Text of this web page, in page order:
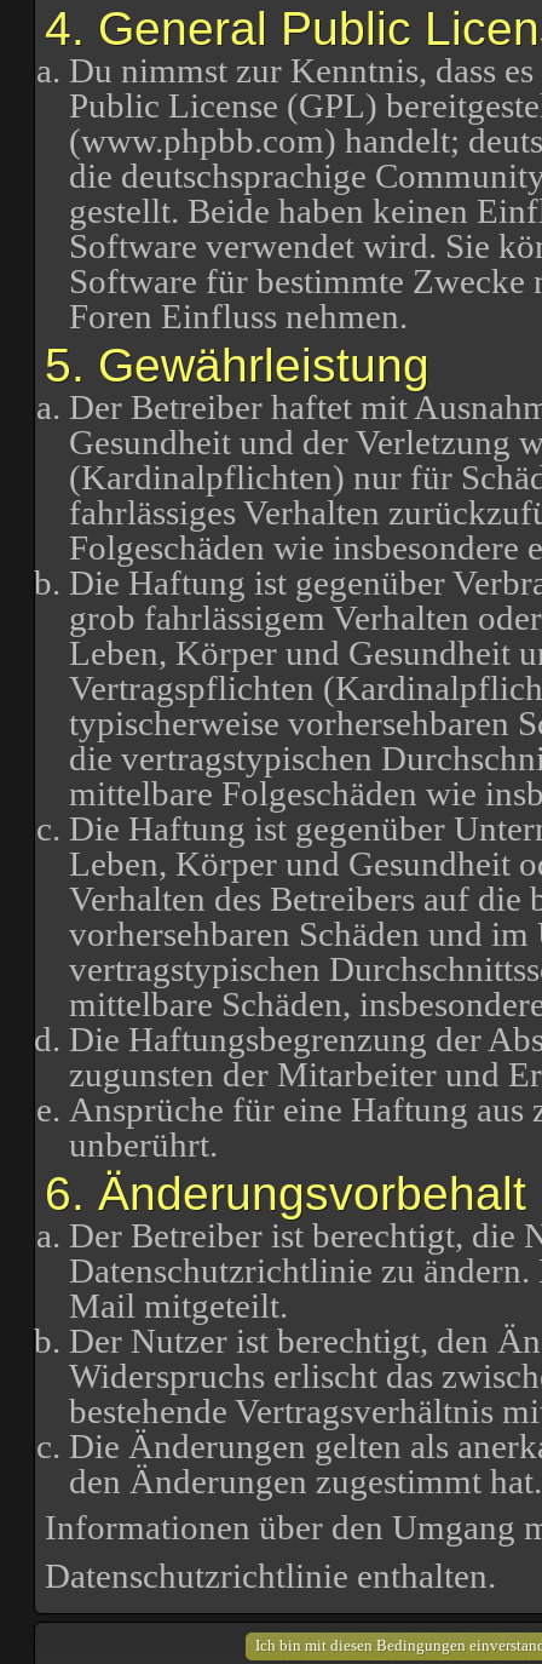
4. General Public
Du nimmst zur Kenntnis, dass
Public License (GPL)
(www.phpbb.com) handelt;
die deutschsprachige
gestellt. Beide haben keinen
Software verwendet wird. Sie
Software für bestimmte Zwecke
Foren Einfluss nehmen.
5. Gewährleistung
Der Betreiber haftet mit
Gesundheit und der Verletzung
(Kardinalpflichten) nur für
fahrlässiges Verhalten
Folgeschäden wie insbesondere
Die Haftung ist gegenüber
grob fahrlässigem Verhalten
Leben, Körper und Gesundheit
Vertragspflichten
typischerweise vorhersehbaren
die vertragstypischen
mittelbare Folgeschäden wie
Die Haftung ist gegenüber
Leben, Körper und Gesundheit
Verhalten des Betreibers auf die
vorhersehbaren Schäden und
vertragstypischen
mittelbare Schäden,
Die Haftungsbegrenzung der
zugunsten der Mitarbeiter und
Ansprüche für eine Haftung
unberührt.
6. Änderungsvorbehalt
Der Betreiber ist berechtigt, die
Datenschutzrichtlinie zu
Mail mitgeteilt.
Der Nutzer ist berechtigt, den
Widerspruchs erlischt das
bestehende Vertragsverhältnis
Die Änderungen gelten als
den Änderungen zugestimmt hat.
Informationen über den Umgang
Datenschutzrichtlinie enthalten.